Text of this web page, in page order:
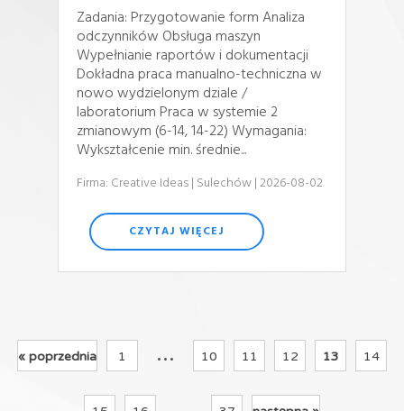
Zadania: Przygotowanie form Analiza
odczynników Obsługa maszyn
Wypełnianie raportów i dokumentacji
Dokładna praca manualno-techniczna w
nowo wydzielonym dziale /
laboratorium Praca w systemie 2
zmianowym (6-14, 14-22) Wymagania:
Wykształcenie min. średnie...
Firma: Creative Ideas| Sulechów| 2026-08-02
CZYTAJ WIĘCEJ
« poprzednia 1 ... 10 11 12 13 14